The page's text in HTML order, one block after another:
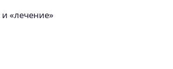
«лечение»